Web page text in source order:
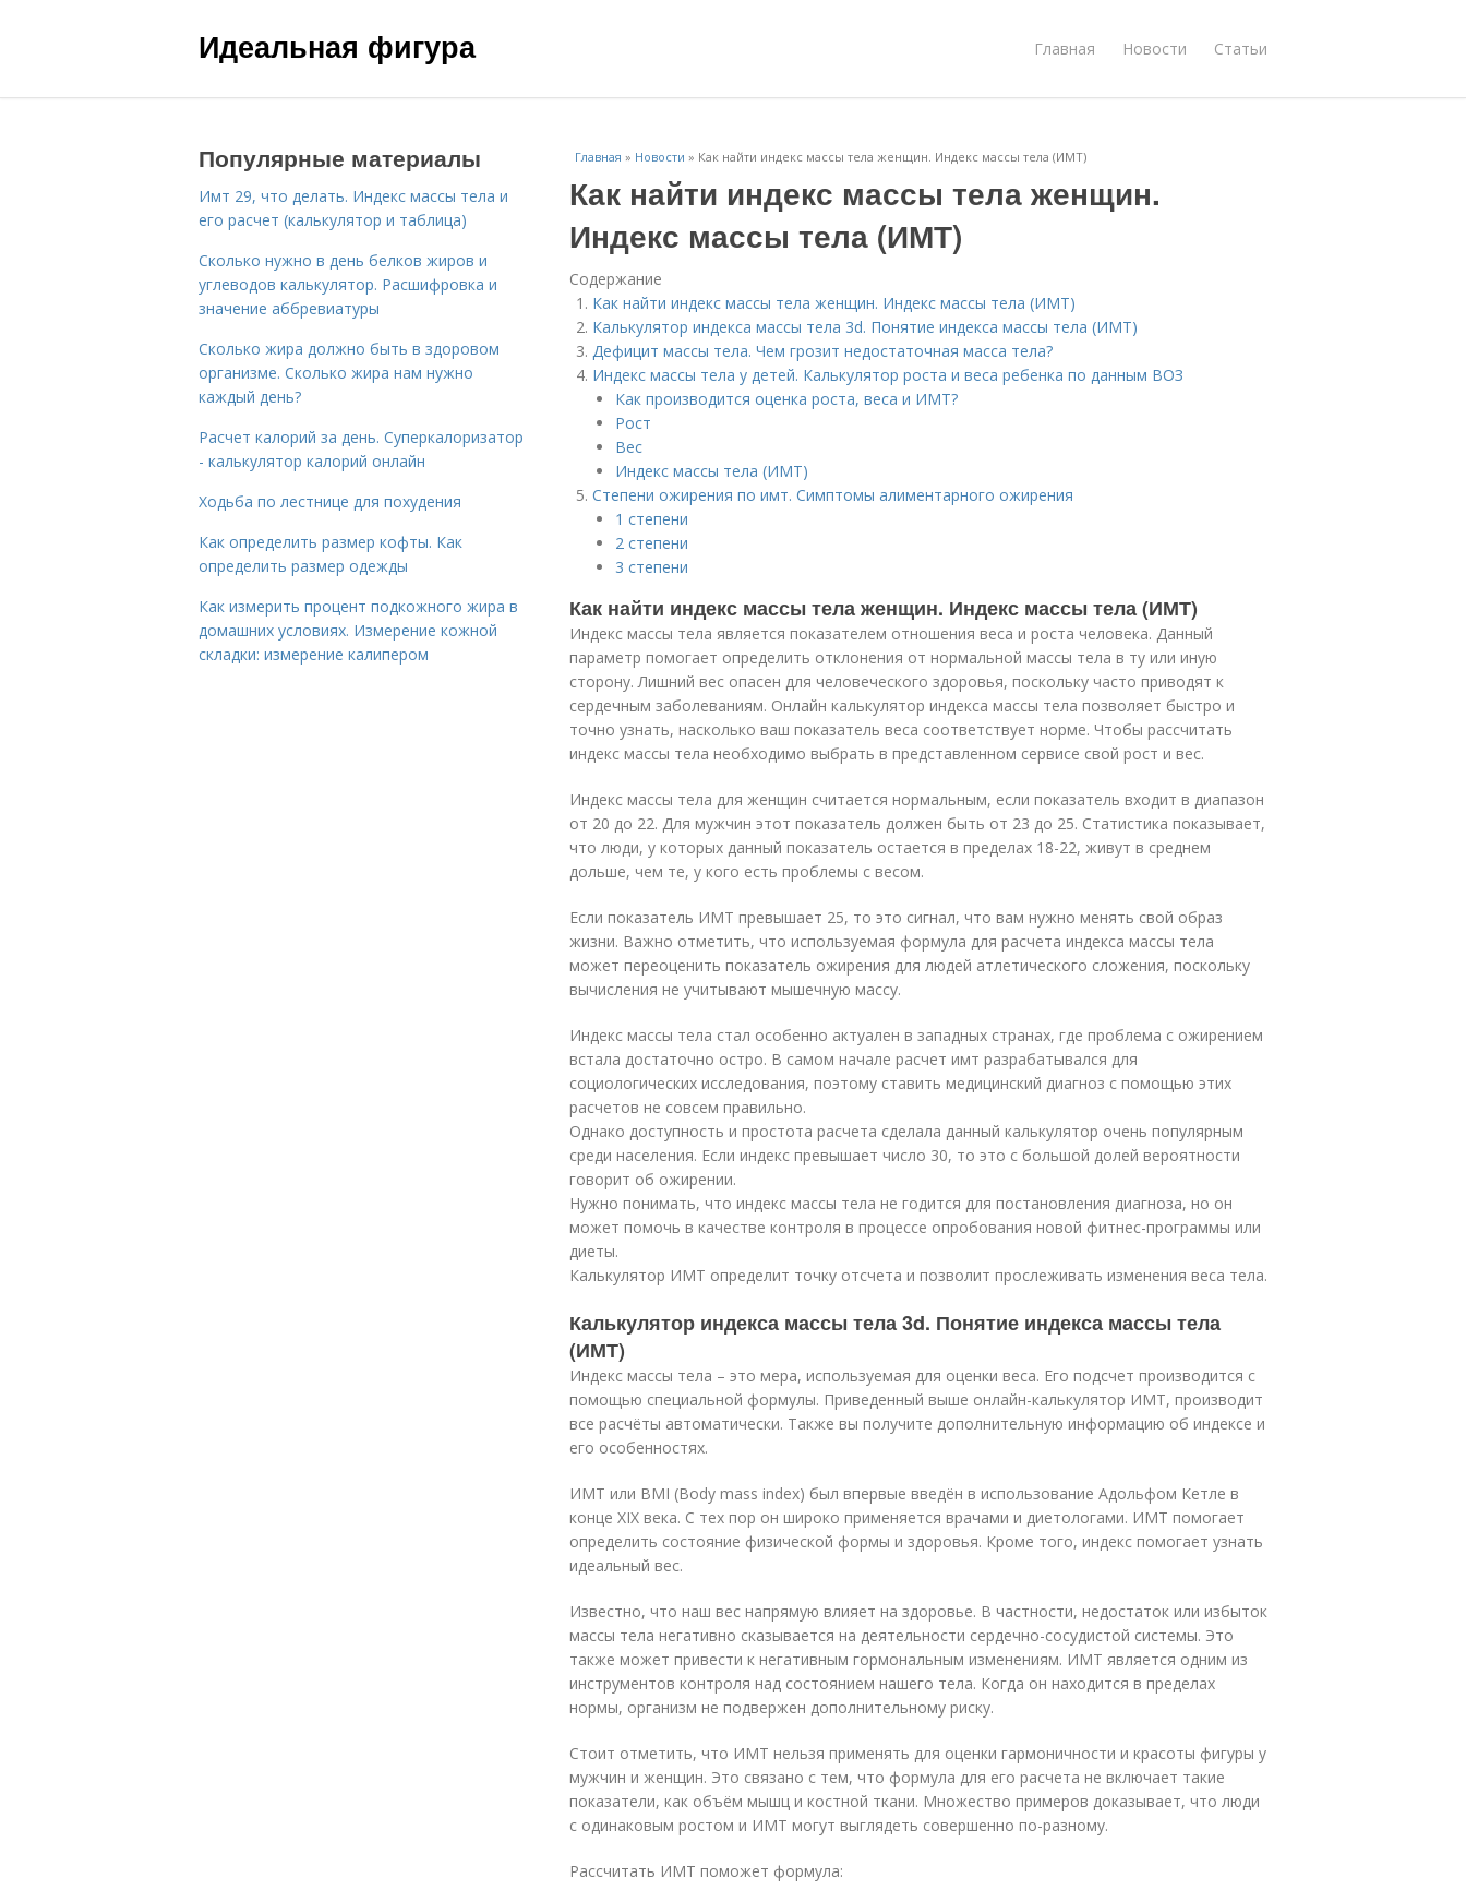
Идеальная фигура Главная Новости Статьи
Главная » Новости » Как найти индекс массы тела женщин. Индекс массы тела (ИМТ)
Как найти индекс массы тела женщин.
Индекс массы тела (ИМТ)
Содержание
Как найти индекс массы тела женщин. Индекс массы тела (ИМТ)
Калькулятор индекса массы тела 3d. Понятие индекса массы тела (ИМТ)
Дефицит массы тела. Чем грозит недостаточная масса тела?
Индекс массы тела у детей. Калькулятор роста и веса ребенка по данным ВОЗ
Как производится оценка роста, веса и ИМТ?
Рост
Вес
Индекс массы тела (ИМТ)
Степени ожирения по имт. Симптомы алиментарного ожирения
1 степени
2 степени
3 степени
Как найти индекс массы тела женщин. Индекс массы тела (ИМТ)
Индекс массы тела является показателем отношения веса и роста человека. Данный
параметр помогает определить отклонения от нормальной массы тела в ту или иную
сторону. Лишний вес опасен для человеческого здоровья, поскольку часто приводят к
сердечным заболеваниям. Онлайн калькулятор индекса массы тела позволяет быстро и
точно узнать, насколько ваш показатель веса соответствует норме. Чтобы рассчитать
индекс массы тела необходимо выбрать в представленном сервисе свой рост и вес.
Индекс массы тела для женщин считается нормальным, если показатель входит в диапазон
от 20 до 22. Для мужчин этот показатель должен быть от 23 до 25. Статистика показывает,
что люди, у которых данный показатель остается в пределах 18-22, живут в среднем
дольше, чем те, у кого есть проблемы с весом.
Если показатель ИМТ превышает 25, то это сигнал, что вам нужно менять свой образ
жизни. Важно отметить, что используемая формула для расчета индекса массы тела
может переоценить показатель ожирения для людей атлетического сложения, поскольку
вычисления не учитывают мышечную массу.
Индекс массы тела стал особенно актуален в западных странах, где проблема с ожирением
встала достаточно остро. В самом начале расчет имт разрабатывался для
социологических исследования, поэтому ставить медицинский диагноз с помощью этих
расчетов не совсем правильно.
Однако доступность и простота расчета сделала данный калькулятор очень популярным
среди населения. Если индекс превышает число 30, то это с большой долей вероятности
говорит об ожирении.
Нужно понимать, что индекс массы тела не годится для постановления диагноза, но он
может помочь в качестве контроля в процессе опробования новой фитнес-программы или
диеты.
Калькулятор ИМТ определит точку отсчета и позволит прослеживать изменения веса тела.
Калькулятор индекса массы тела 3d. Понятие индекса массы тела
(ИМТ)
Индекс массы тела – это мера, используемая для оценки веса. Его подсчет производится с
помощью специальной формулы. Приведенный выше онлайн-калькулятор ИМТ, производит
все расчёты автоматически. Также вы получите дополнительную информацию об индексе и
его особенностях.
ИМТ или BMI (Body mass index) был впервые введён в использование Адольфом Кетле в
конце XIX века. С тех пор он широко применяется врачами и диетологами. ИМТ помогает
определить состояние физической формы и здоровья. Кроме того, индекс помогает узнать
идеальный вес.
Известно, что наш вес напрямую влияет на здоровье. В частности, недостаток или избыток
массы тела негативно сказывается на деятельности сердечно-сосудистой системы. Это
также может привести к негативным гормональным изменениям. ИМТ является одним из
инструментов контроля над состоянием нашего тела. Когда он находится в пределах
нормы, организм не подвержен дополнительному риску.
Стоит отметить, что ИМТ нельзя применять для оценки гармоничности и красоты фигуры у
мужчин и женщин. Это связано с тем, что формула для его расчета не включает такие
показатели, как объём мышц и костной ткани. Множество примеров доказывает, что люди
с одинаковым ростом и ИМТ могут выглядеть совершенно по-разному.
Рассчитать ИМТ поможет формула:
Популярные материалы
Имт 29, что делать. Индекс массы тела и
его расчет (калькулятор и таблица)
Сколько нужно в день белков жиров и
углеводов калькулятор. Расшифровка и
значение аббревиатуры
Сколько жира должно быть в здоровом
организме. Сколько жира нам нужно
каждый день?
Расчет калорий за день. Суперкалоризатор
- калькулятор калорий онлайн
Ходьба по лестнице для похудения
Как определить размер кофты. Как
определить размер одежды
Как измерить процент подкожного жира в
домашних условиях. Измерение кожной
складки: измерение калипером